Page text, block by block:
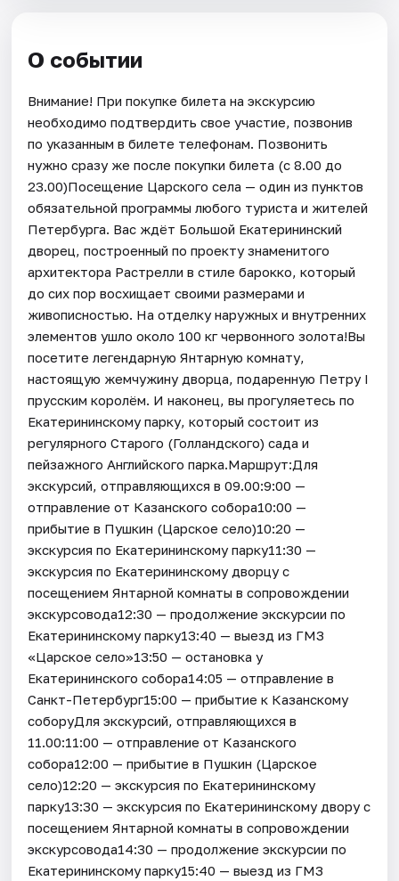
О событии
Внимание! При покупке билета на экскурсию
необходимо подтвердить свое участие, позвонив
по указанным в билете телефонам. Позвонить
нужно сразу же после покупки билета (с 8.00 до
23.00)Посещение Царского села — один из пунктов
обязательной программы любого туриста и жителей
Петербурга. Вас ждёт Большой Екатерининский
дворец, построенный по проекту знаменитого
архитектора Растрелли в стиле барокко, который
до сих пор восхищает своими размерами и
живописностью. На отделку наружных и внутренних
элементов ушло около 100 кг червонного золота!Вы
посетите легендарную Янтарную комнату,
настоящую жемчужину дворца, подаренную Петру I
прусским королём. И наконец, вы прогуляетесь по
Екатерининскому парку, который состоит из
регулярного Старого (Голландского) сада и
пейзажного Английского парка.Маршрут:Для
экскурсий, отправляющихся в 09.00:9:00 —
отправление от Казанского собора10:00 —
прибытие в Пушкин (Царское село)10:20 —
экскурсия по Екатерининскому парку11:30 —
экскурсия по Екатерининскому дворцу с
посещением Янтарной комнаты в сопровождении
экскурсовода12:30 — продолжение экскурсии по
Екатерининскому парку13:40 — выезд из ГМЗ
«Царское село»13:50 — остановка у
Екатерининского собора14:05 — отправление в
Санкт-Петербург15:00 — прибытие к Казанскому
соборуДля экскурсий, отправляющихся в
11.00:11:00 — отправление от Казанского
собора12:00 — прибытие в Пушкин (Царское
село)12:20 — экскурсия по Екатерининскому
парку13:30 — экскурсия по Екатерининскому двору с
посещением Янтарной комнаты в сопровождении
экскурсовода14:30 — продолжение экскурсии по
Екатерининскому парку15:40 — выезд из ГМЗ